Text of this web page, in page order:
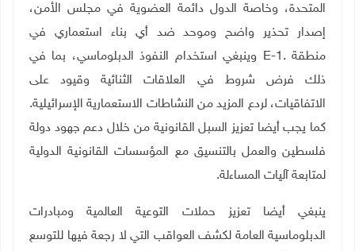
المتحدة، وخاصة الدول دائمة العضوية في مجلس الأمن،
إصدار تحذير واضح وموحد ضد أي بناء استعماري في
منطقةE-1. وينبغي استخدام النفوذ الدبلوماسي، بما في
ذلك فرض شروط في العلاقات الثنائية وقيود على
الاتفاقيات، لردع المزيد من النشاطات الاستعمارية الإسرائيلية.
كما يجب أيضا تعزيز السبل القانونية من خلال دعم جهود دولة
فلسطين والعمل بالتنسيق مع المؤسسات القانونية الدولية
لمتابعة آليات المساءلة.
ينبغي أيضا تعزيز حملات التوعية العالمية ومبادرات
الدبلوماسية العامة لكشف العواقب التي لا رجعة فيها للتوسع